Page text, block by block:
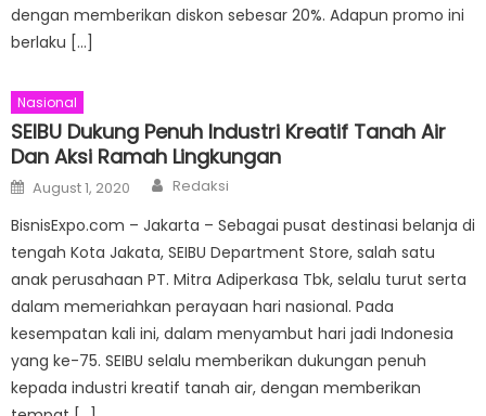
dengan memberikan diskon sebesar 20%. Adapun promo ini
berlaku […]
Nasional
SEIBU Dukung Penuh Industri Kreatif Tanah Air
Dan Aksi Ramah Lingkungan
Posted
on
August 1, 2020 Author
Redaksi
BisnisExpo.com – Jakarta – Sebagai pusat destinasi belanja di
tengah Kota Jakata, SEIBU Department Store, salah satu
anak perusahaan PT. Mitra Adiperkasa Tbk, selalu turut serta
dalam memeriahkan perayaan hari nasional. Pada
kesempatan kali ini, dalam menyambut hari jadi Indonesia
yang ke-75. SEIBU selalu memberikan dukungan penuh
kepada industri kreatif tanah air, dengan memberikan